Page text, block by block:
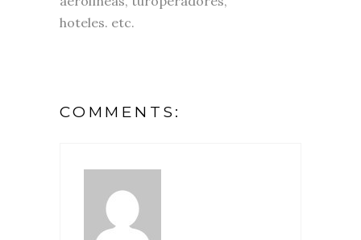
hoteles. etc.
COMMENTS: